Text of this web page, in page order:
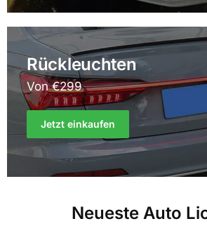
Rückleuchten
Von €299
Jetzt einkaufen
Neueste Auto